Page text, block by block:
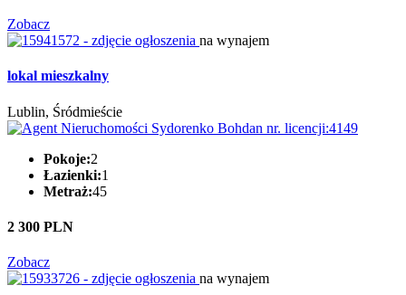
Zobacz
na wynajem
lokal mieszkalny
Lublin, Śródmieście
Pokoje:2
Łazienki:1
Metraż:45
2 300 PLN
Zobacz
na wynajem